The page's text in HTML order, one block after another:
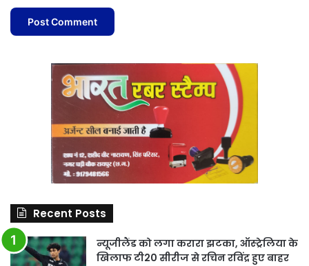
Recent Posts
न्यूजीलैंड को लगा करारा झटका, ऑस्ट्रेलिया के
खिलाफ टी20 सीरीज से रचिन रविंद्र हुए बाहर